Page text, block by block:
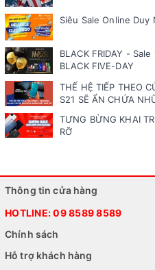
Siêu Sale Online Duy
BLACK FRIDAY -
BLACK FIVE-DAY
THẾ HỆ TIẾP THEO
S21 SẼ ẨN CHỨA
TƯNG BỪNG KHAI
RỠ
Thông tin cửa hàng
HOTLINE:09 8589 8589
Chính sách
Hỗ trợ khách hàng